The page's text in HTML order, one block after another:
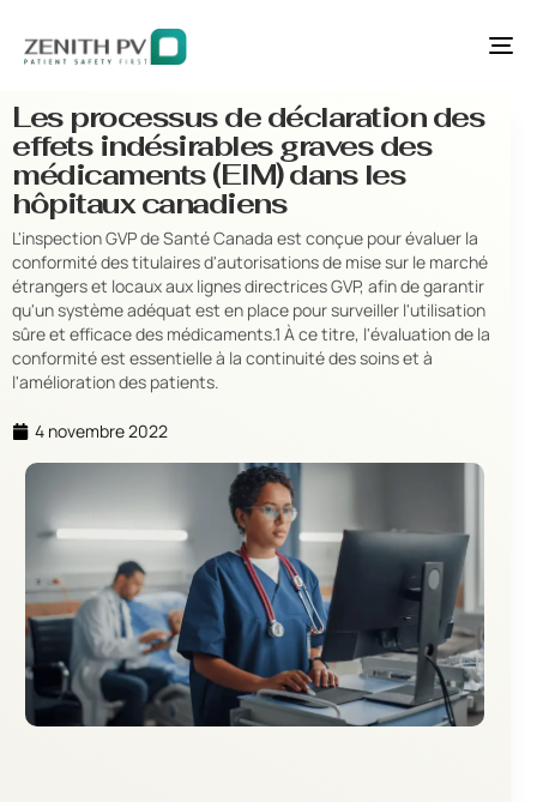
Les processus de déclaration des
effets indésirables graves des
médicaments (EIM) dans les
hôpitaux canadiens
L'inspection GVP de Santé Canada est conçue pour évaluer la
conformité des titulaires d'autorisations de mise sur le marché
étrangers et locaux aux lignes directrices GVP, afin de garantir
qu'un système adéquat est en place pour surveiller l'utilisation
sûre et efficace des médicaments.1 À ce titre, l'évaluation de la
conformité est essentielle à la continuité des soins et à
l'amélioration des patients.
4 novembre 2022